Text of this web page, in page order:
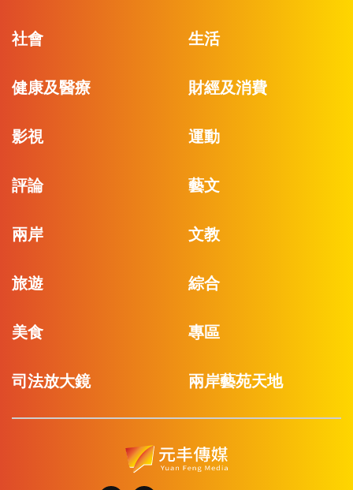
社會 生活
健康及醫療 財經及消費
影視 運動
評論 藝文
兩岸 文教
旅遊 綜合
美食 專區
司法放大鏡 兩岸藝苑天地